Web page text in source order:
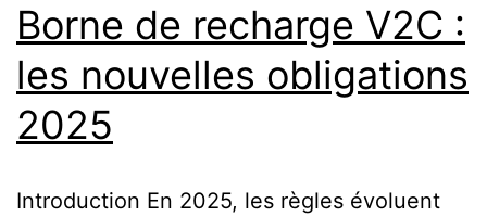
Borne de recharge V2C :
les nouvelles obligations
2025
Introduction En 2025, les règles évoluent